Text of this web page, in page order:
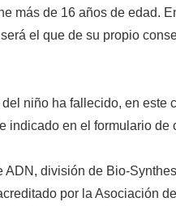
más de 16 años de edad.
el que de su propio
del niño ha fallecido, en este
indicado en el formulario de
ADN, división de Bio-
por la Asociación